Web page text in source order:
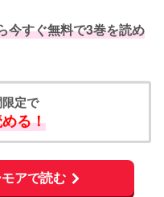
今すぐ無料で3巻を読め
定で
る！
アで読む